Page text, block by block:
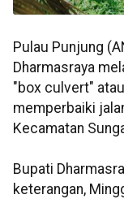
Pulau Punjung
Dharmasraya
"box culvert"
memperbaiki
Kecamatan
Bupati
keterangan,